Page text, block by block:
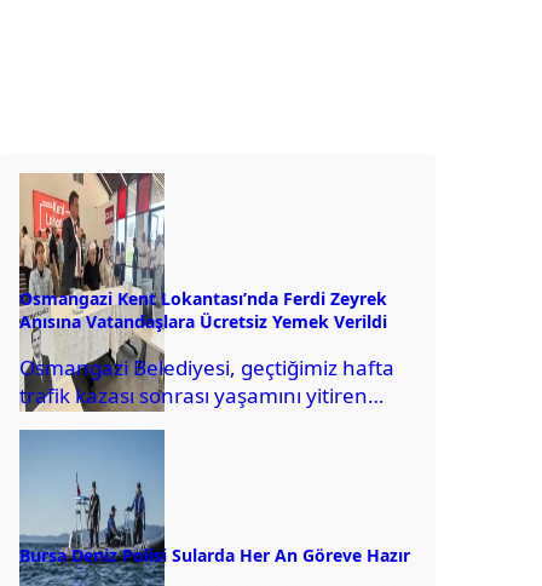
Osmangazi Kent Lokantası’nda Ferdi Zeyrek
Anısına Vatandaşlara Ücretsiz Yemek Verildi
Osmangazi Belediyesi, geçtiğimiz hafta
trafik kazası sonrası yaşamını yitiren
Manisa Büyükşehir Belediye Başkanı
gününde...
Bursa Deniz Polisi Sularda Her An Göreve Hazır